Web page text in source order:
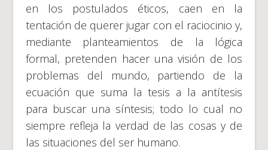
en los postulados éticos, caen en la
tentación de querer jugar con el raciocinio y,
mediante planteamientos de la lógica
formal, pretenden hacer una visión de los
problemas del mundo, partiendo de la
ecuación que suma la tesis a la antítesis
para buscar una síntesis; todo lo cual no
siempre refleja la verdad de las cosas y de
las situaciones del ser humano.